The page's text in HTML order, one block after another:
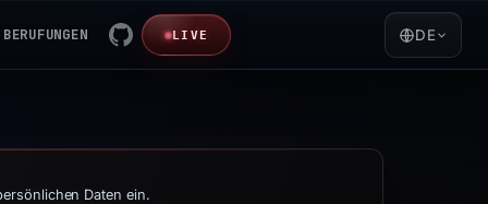
BERUFUNGEN LIVE DE
Daten ein.